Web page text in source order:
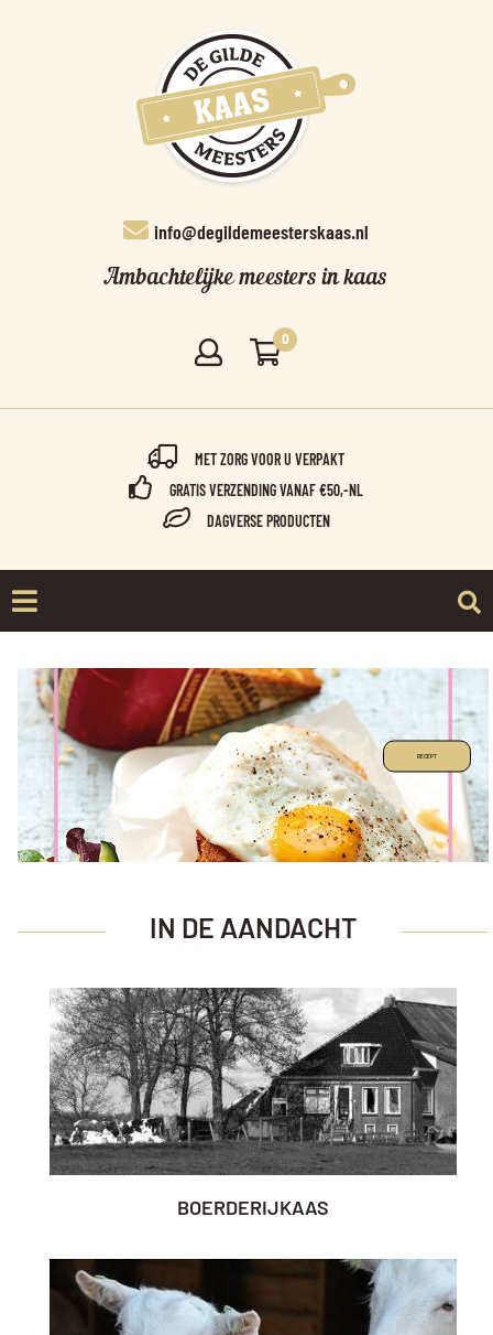
info@degildemeesterskaas.nl
Ambachtelijke meesters in kaas
0
MET ZORG VOOR U VERPAKT
GRATIS VERZENDING VANAF €50,-NL
DAGVERSE PRODUCTEN
RECEPT
IN DE AANDACHT
BOERDERIJKAAS